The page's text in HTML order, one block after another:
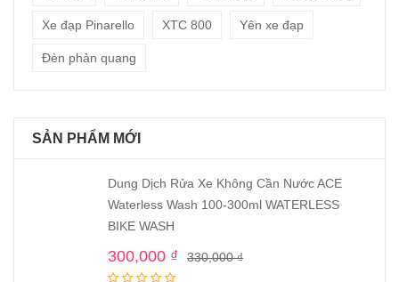
Xe đạp Pinarello XTC 800 Yên xe đạp
Đèn phản quang
SẢN PHẨM MỚI
Dung Dịch Rửa Xe Không Cần Nước ACE
Waterless Wash 100-300ml WATERLESS
BIKE WASH
330,000₫
300,000 ₫